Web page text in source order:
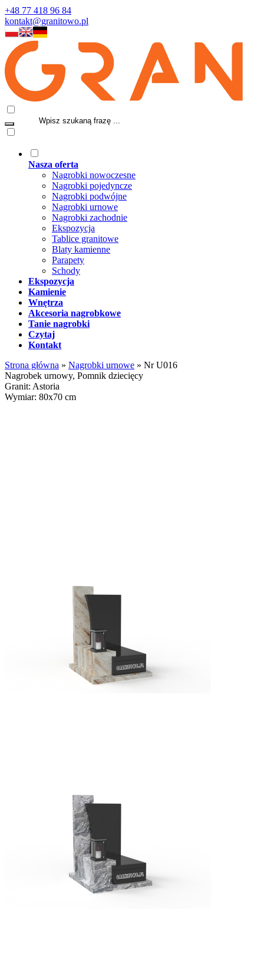
+48 77 418 96 84
kontakt@granitowo.pl
Nasza oferta
Nagrobki nowoczesne
Nagrobki pojedyncze
Nagrobki podwójne
Nagrobki urnowe
Nagrobki zachodnie
Ekspozycja
Tablice granitowe
Blaty kamienne
Parapety
Schody
Ekspozycja
Kamienie
Wnętrza
Akcesoria nagrobkowe
Tanie nagrobki
Czytaj
Kontakt
Strona główna » Nagrobki urnowe » Nr U016
Nagrobek urnowy, Pomnik dziecięcy
Granit: Astoria
Wymiar: 80x70 cm